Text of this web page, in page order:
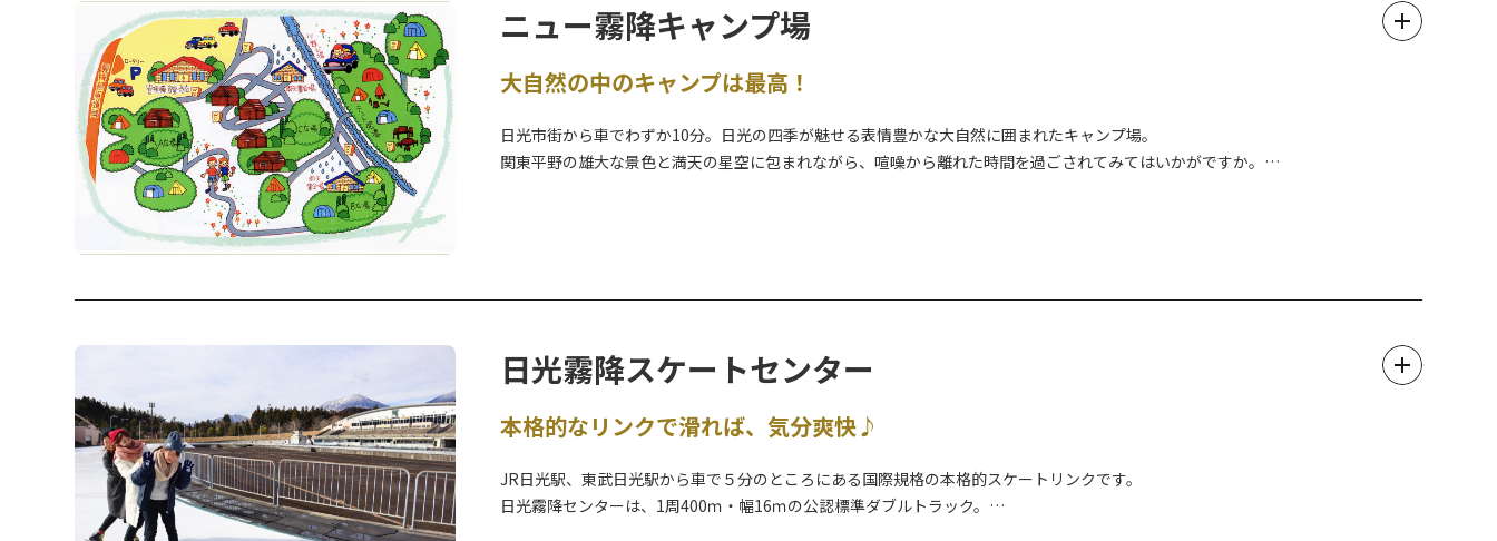
ニュー霧降キャンプ場
大自然の中のキャンプは最高！
日光市街から車でわずか10分。日光の四季が魅せる表情豊かな大自然に囲まれたキャンプ場。
関東平野の雄大な景色と満天の星空に包まれながら、喧噪から離れた時間を過ごされてみてはいかがですか。
日光霧降スケートセンター
本格的なリンクで滑れば、気分爽快♪
JR日光駅、東武日光駅から車で５分のところにある国際規格の本格的スケートリンクです。
日光霧降センターは、1周400ｍ・幅16ｍの公認標準ダブルトラック。